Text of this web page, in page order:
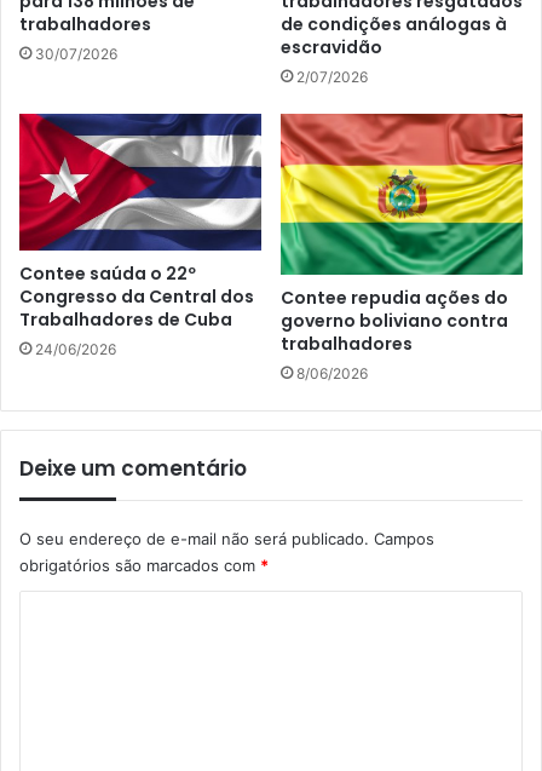
trabalhadores
30/07/2026
de condições análogas à
escravidão
2/07/2026
Contee saúda o 22º
Congresso da Central dos
Trabalhadores de Cuba
24/06/2026
Contee repudia ações do
governo boliviano contra
trabalhadores
8/06/2026
Deixe um comentário
O seu endereço de e-mail não será publicado. Campos
obrigatórios são marcados com *